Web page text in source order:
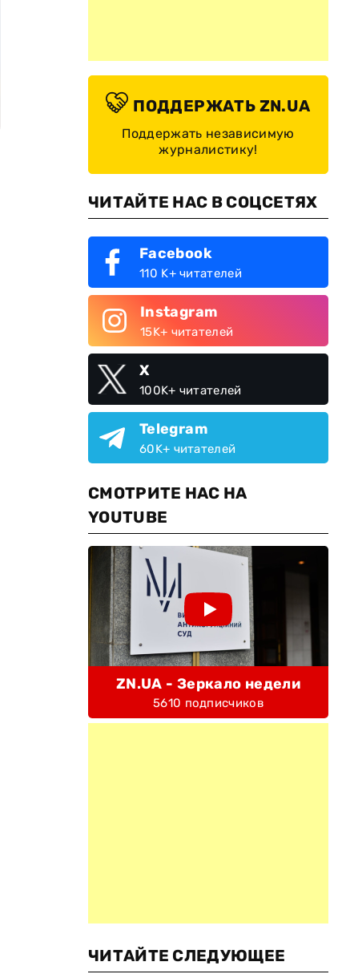
ПОДДЕРЖАТЬ ZN.UA
Поддержать независимую
журналистику!
ЧИТАЙТЕ НАС В СОЦСЕТЯХ
Facebook
110 K+ читателей
Instagram
15K+ читателей
X
100K+ читателей
Telegram
60K+ читателей
СМОТРИТЕ НАС НА
YOUTUBE
ZN.UA - Зеркало недели
5610 подписчиков
ЧИТАЙТЕ СЛЕДУЮЩЕЕ